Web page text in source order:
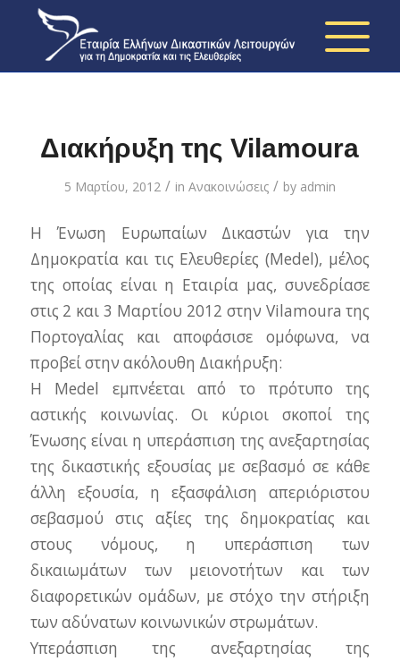
Διακήρυξη της Vilamoura
5 Μαρτίου, 2012 / in Ανακοινώσεις / by admin
Η Ένωση Ευρωπαίων Δικαστών για την
Δημοκρατία και τις Ελευθερίες (Medel), μέλος
της οποίας είναι η Εταιρία μας, συνεδρίασε
στις 2 και 3 Μαρτίου 2012 στην Vilamoura της
Πορτογαλίας και αποφάσισε ομόφωνα, να
προβεί στην ακόλουθη Διακήρυξη:
Η Medel εμπνέεται από το πρότυπο της
αστικής κοινωνίας. Οι κύριοι σκοποί της
Ένωσης είναι η υπεράσπιση της ανεξαρτησίας
της δικαστικής εξουσίας με σεβασμό σε κάθε
άλλη εξουσία, η εξασφάλιση απεριόριστου
σεβασμού στις αξίες της δημοκρατίας και
στους νόμους, η υπεράσπιση των
δικαιωμάτων των μειονοτήτων και των
διαφορετικών ομάδων, με στόχο την στήριξη
των αδύνατων κοινωνικών στρωμάτων.
Υπεράσπιση της ανεξαρτησίας της